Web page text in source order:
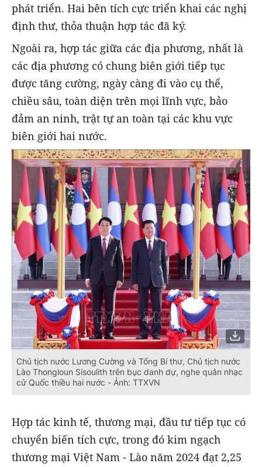
phát triển. Hai bên tích cực triển khai các nghị
định thư, thỏa thuận hợp tác đã ký.
Ngoài ra, hợp tác giữa các địa phương, nhất là
các địa phương có chung biên giới tiếp tục
được tăng cường, ngày càng đi vào cụ thể,
chiều sâu, toàn diện trên mọi lĩnh vực, bảo
đảm an ninh, trật tự an toàn tại các khu vực
biên giới hai nước.
Chủ tịch nước Lương Cường và Tổng Bí thư, Chủ tịch nước
Lào Thongloun Sisoulith trên bục danh dự, nghe quân nhạc
cử Quốc thiều hai nước - Ảnh: TTXVN
Hợp tác kinh tế, thương mại, đầu tư tiếp tục có
chuyển biến tích cực, trong đó kim ngạch
thương mại Việt Nam - Lào năm 2024 đạt 2,25